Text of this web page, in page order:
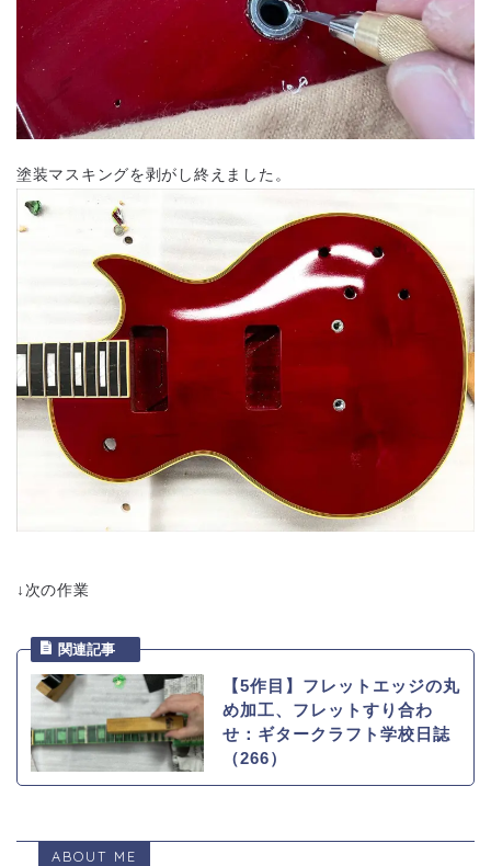
塗装マスキングを剥がし終えました。
↓次の作業
【5作目】フレットエッジの丸
め加工、フレットすり合わ
せ：ギタークラフト学校日誌
（266）
ABOUT ME